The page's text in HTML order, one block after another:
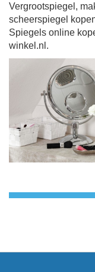
Vergrootspiegel,
scheerspiegel
Spiegels online
winkel.nl.